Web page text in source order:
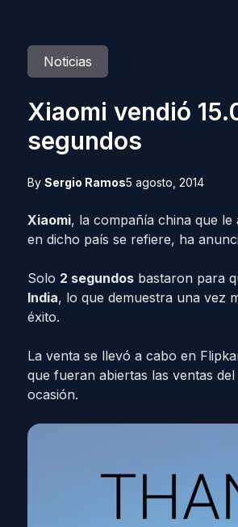
Noticias
Xiaomi vendió
segundos
By Sergio Ramos5 agosto, 2014
Xiaomi, la compañía china que
en dicho país se refiere, ha
Solo 2 segundosbastaron para
India, lo que demuestra una vez
éxito.
La venta se llevó a cabo en
que fueran abiertas las ventas
ocasión.